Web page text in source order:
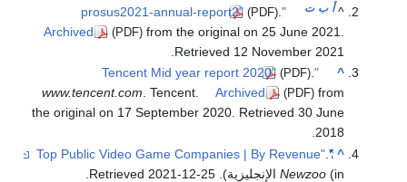
^أ ب ت "prosus2021-annual-report2"
(PDF) .
Archived
(PDF) from the original on 25 June 2021
Retrieved 12 November 2021
^
"Tencent Mid year report 2020"
(PDF).
www.tencent.com. Tencent. Archived (PDF) from
the original on 17 September 2020. Retrieved30 June
2018
.
^
"Top Public Video Game Companies | By Revenue"
.
Newzoo (in الإنجليزية) . Retrieved
2021-12-25